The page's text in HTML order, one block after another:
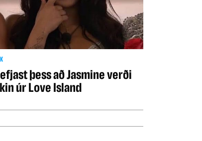
þess að Jasmine verði
úr Love Island